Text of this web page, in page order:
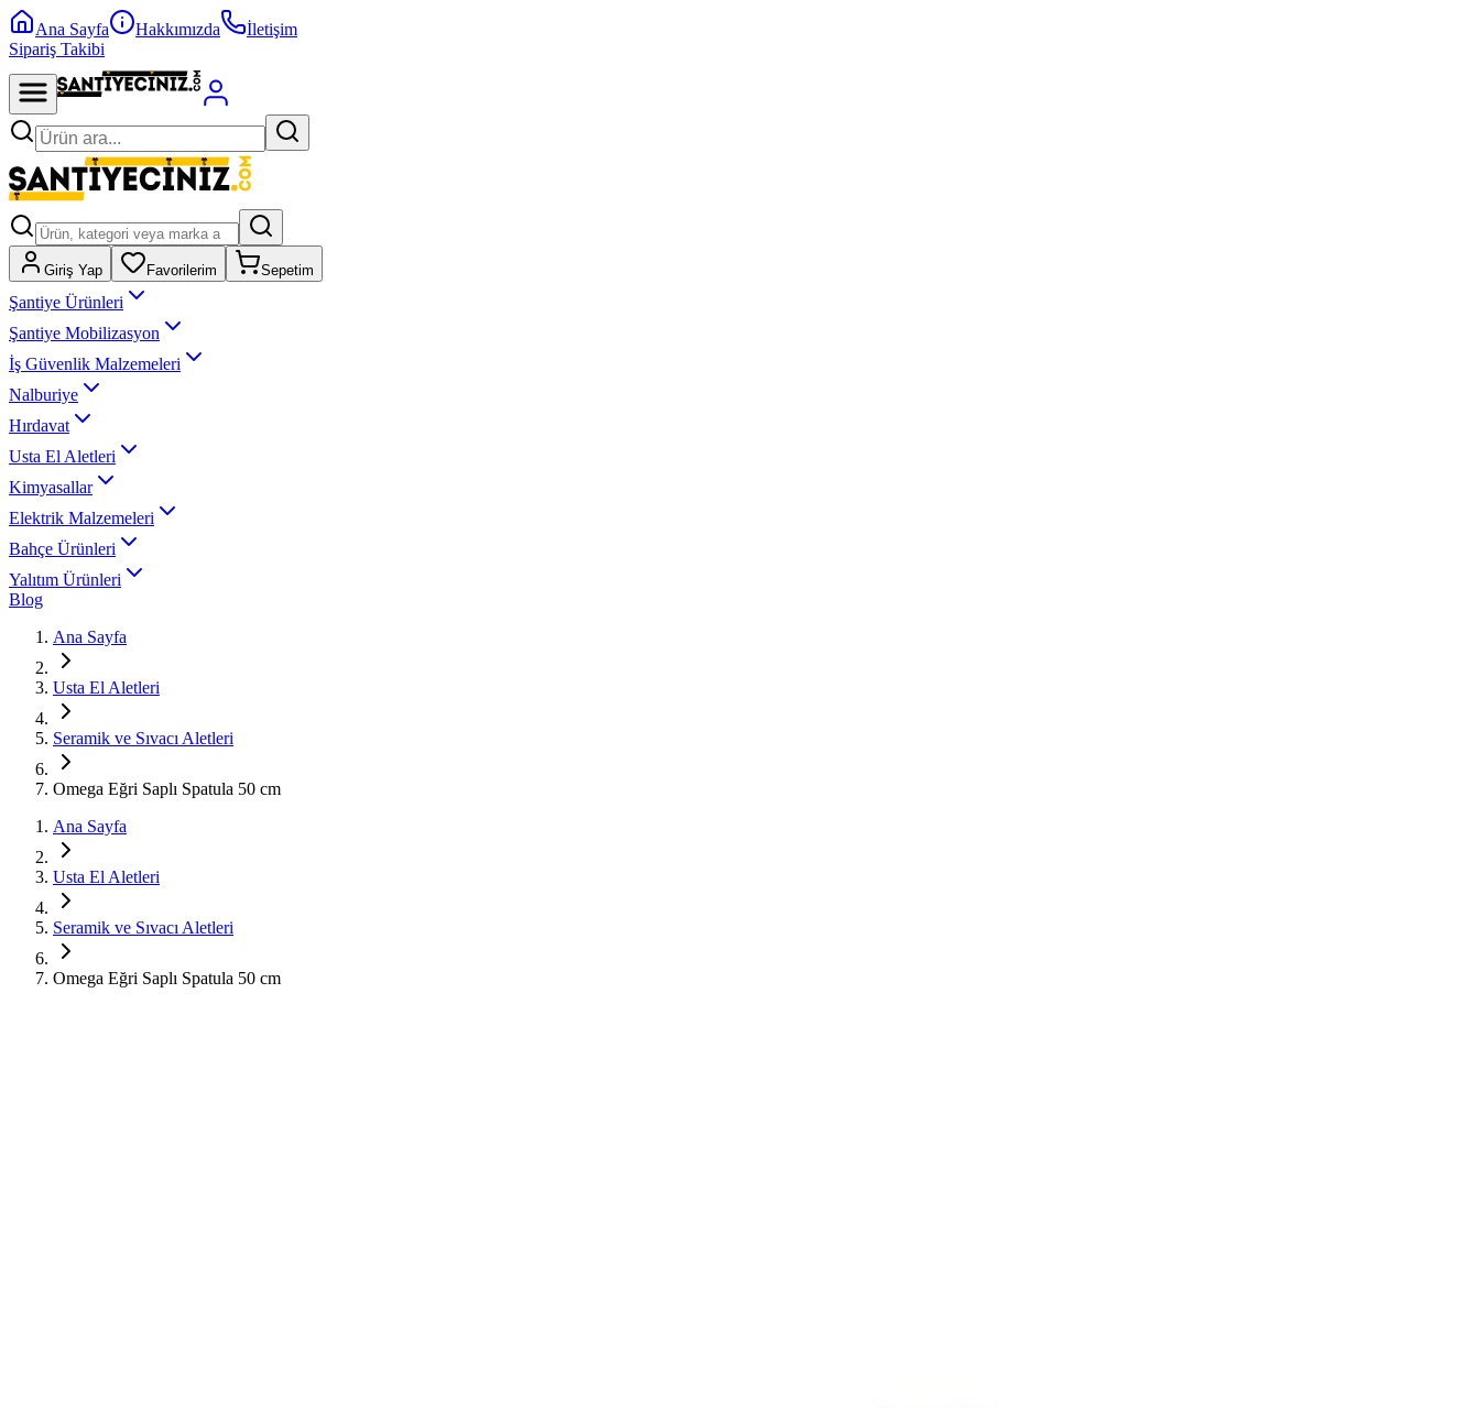
Ana Sayfa Hakkımızda
İletişim
Sipariş Takibi
Giriş Yap Favorilerim Sepetim
Şantiye Ürünleri
Şantiye Mobilizasyon
İş Güvenlik Malzemeleri
Nalburiye
Hırdavat
Usta El Aletleri
Kimyasallar
Elektrik Malzemeleri
Bahçe Ürünleri
Yalıtım Ürünleri
Blog
Ana Sayfa
Usta El Aletleri
Seramik ve Sıvacı Aletleri
Omega Eğri Saplı Spatula 50 cm
Ana Sayfa
Usta El Aletleri
Seramik ve Sıvacı Aletleri
Omega Eğri Saplı Spatula 50 cm